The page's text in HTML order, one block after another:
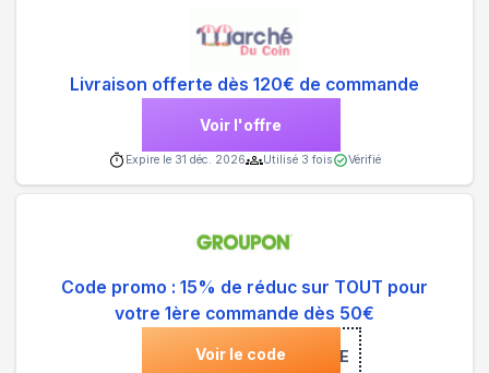
Livraison offerte dès 120€ de commande
Voir l'offre
Expire le 31 déc. 2026 Utilisé 3 fois Vérifié
Code promo : 15% de réduc sur TOUT pour
votre 1ère commande dès 50€
Voir le code***NVENUE